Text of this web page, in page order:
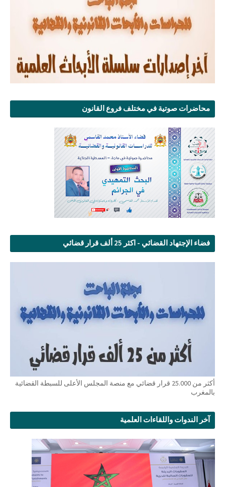
محاضرات صوتية في مختلف فروع القانون
فضاء الإجتهاد القضائي - اكثر 25 ألف قرار قضائي
أكثر من 25.000 قرار قضائي مع منصة المجلس الأعلى للسبطة القضائية
بالمغرب
آخر الندوات واللقاءات العلمية